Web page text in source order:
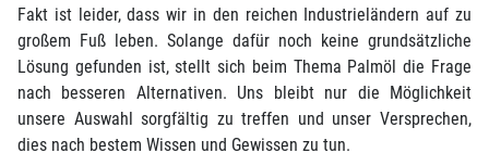
Fakt ist leider, dass wir in den reichen Industrieländern auf zu
großem Fuß leben. Solange dafür noch keine grundsätzliche
Lösung gefunden ist, stellt sich beim Thema Palmöl die Frage
nach besseren Alternativen. Uns bleibt nur die Möglichkeit
unsere Auswahl sorgfältig zu treffen und unser Versprechen,
dies nach bestem Wissen und Gewissen zu tun.